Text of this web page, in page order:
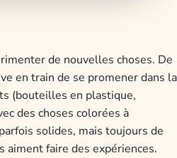
de nouvelles choses. De
en train de se promener dans la
(bouteilles en plastique,
des choses colorées à
solides, mais toujours de
aiment faire des expériences.